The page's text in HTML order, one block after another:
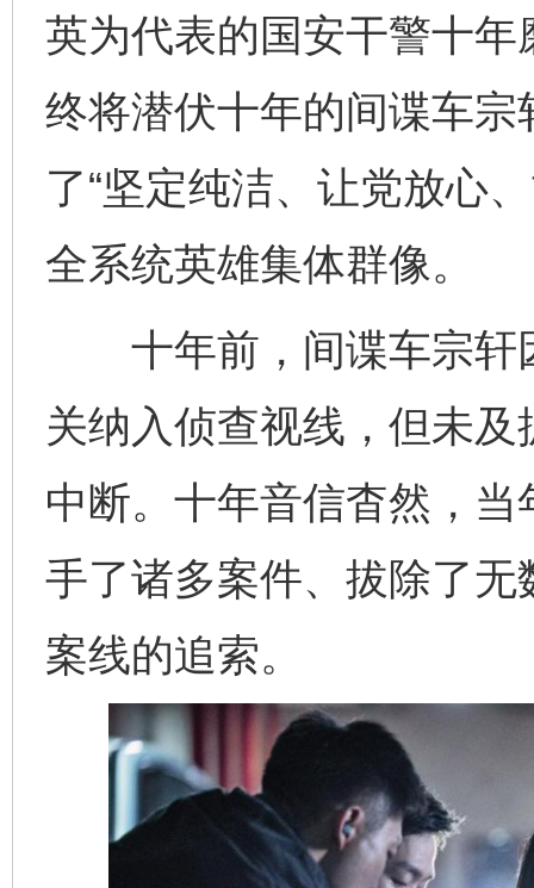
英为代表的国安干警十
终将潜伏十年的间谍车
了“坚定纯洁、让党放心
全系统英雄集体群像。
十年前，间谍车宗轩
关纳入侦查视线，但未
中断。十年音信杳然，
手了诸多案件、拔除了无
案线的追索。